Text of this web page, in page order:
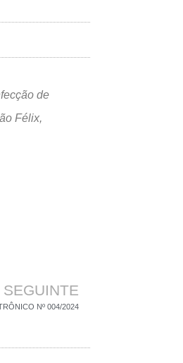
de
Félix,
SEGUINTE
Nº 004/2024